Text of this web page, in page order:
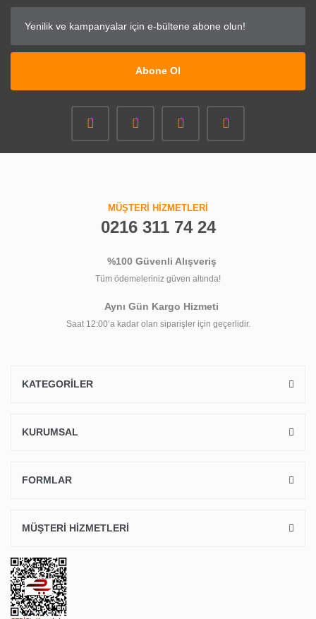
Abone Ol
MÜŞTERİ HİZMETLERİ
0216 311 74 24
%100 Güvenli Alışveriş
Tüm ödemeleriniz güven altında!
Aynı Gün Kargo Hizmeti
Saat 12:00’a kadar olan siparişler için geçerlidir.
KATEGORİLER
KURUMSAL
FORMLAR
MÜŞTERİ HİZMETLERİ